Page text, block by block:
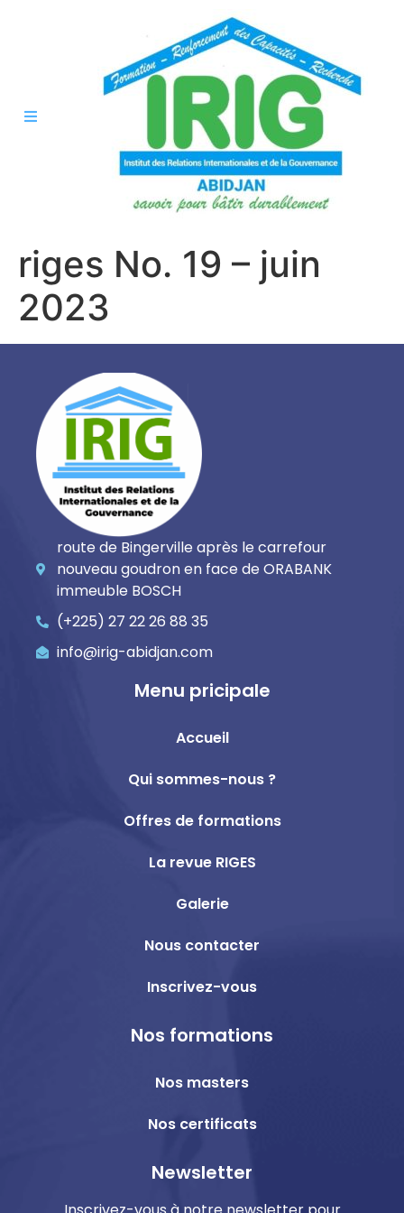
riges No. 19 – juin
2023
route de Bingerville après le carrefour
nouveau goudron en face de ORABANK
immeuble BOSCH
(+225) 27 22 26 88 35
info@irig-abidjan.com
Menu pricipale
Accueil
Qui sommes-nous ?
Offres de formations
La revue RIGES
Galerie
Nous contacter
Inscrivez-vous
Nos formations
Nos masters
Nos certificats
Newsletter